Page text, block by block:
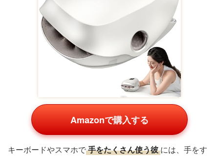
Amazonで購入する
キーボードやスマホで手をたくさん使う彼 には、手をす